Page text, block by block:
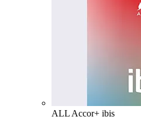
ALL Accor+ ibis